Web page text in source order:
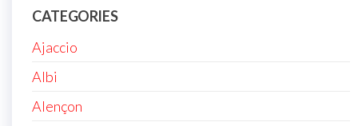
CATEGORIES
Ajaccio
Albi
Alençon